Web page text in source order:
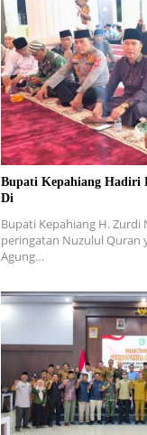
Bupati Kepahiang Hadiri
Di
Bupati Kepahiang H. Zurdi
peringatan Nuzulul Quran
Agung…